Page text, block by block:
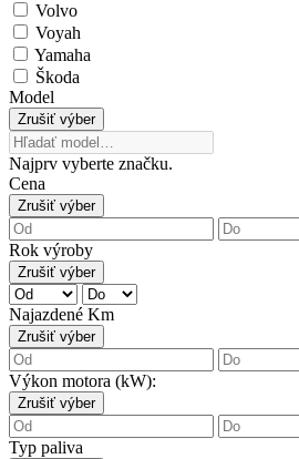
Volvo
Voyah
Yamaha
Škoda
Model
Zrušiť výber
Najprv vyberte značku.
Cena
Zrušiť výber
Rok výroby
Zrušiť výber
Najazdené Km
Zrušiť výber
Výkon motora (kW):
Zrušiť výber
Typ paliva